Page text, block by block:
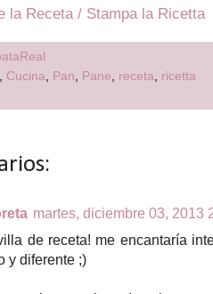
la Receta / Stampa la Ricetta
Cucina Pan Pane receta ricetta
martes, diciembre 03, 2013
de receta! me encantaría
y diferente ;)